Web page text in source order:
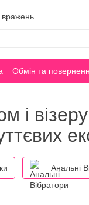
Обмін та
і
Анальні